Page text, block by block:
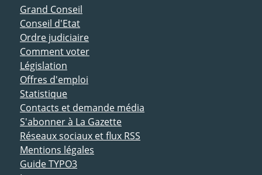
ACCÈS DIRECT
Grand Conseil
Conseil d'Etat
Ordre judiciaire
Comment voter
Législation
Offres d'emploi
Statistique
Contacts et demande média
S'abonner à La Gazette
Réseaux sociaux et flux RSS
Mentions légales
Guide TYPO3